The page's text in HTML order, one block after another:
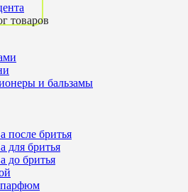
товаров
и бальзамы
после бритья
для бритья
до бритья